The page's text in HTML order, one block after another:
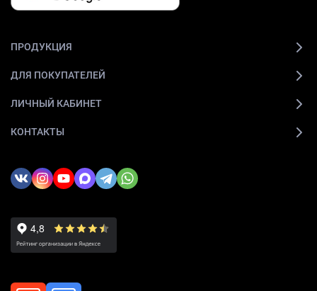
ПРОДУКЦИЯ
ДЛЯ ПОКУПАТЕЛЕЙ
ЛИЧНЫЙ КАБИНЕТ
КОНТАКТЫ